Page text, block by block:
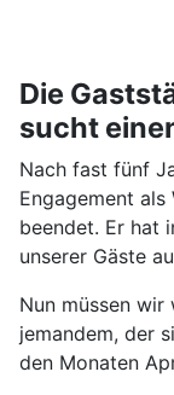
Die
sucht
Nach fast fünf
Engagement
beendet. Er hat
unserer Gäste
Nun müssen wir
jemandem, der
den Monaten